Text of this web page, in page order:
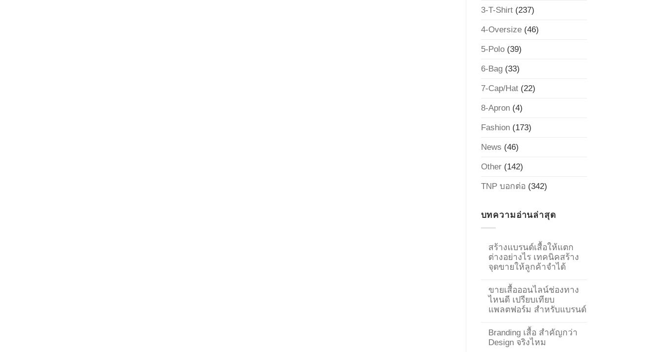
3-T-Shirt(237)
4-Oversize(46)
5-Polo(39)
6-Bag(33)
7-Cap/Hat(22)
8-Apron(4)
Fashion(173)
News (46)
Other(142)
TNP บอกต่อ (342)
บทความอ่านล่าสุด
สร้างแบรนด์เสื้อให้แตก
ต่างอย่างไร เทคนิคสร้าง
จุดขายให้ลูกค้าจำได้
ขายเสื้อออนไลน์ช่องทาง
ไหนดี เปรียบเทียบ
แพลตฟอร์ม สำหรับแบรนด์
Branding เสื้อ สำคัญกว่า
Design จริงไหม